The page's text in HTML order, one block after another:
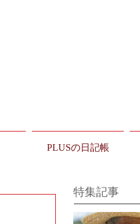
PLUSの日記帳
特集記事